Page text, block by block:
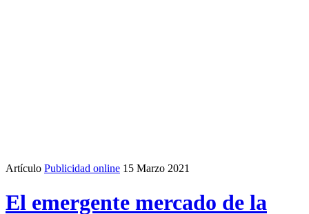
Artículo Publicidad online 15 Marzo 2021
El emergente mercado de la